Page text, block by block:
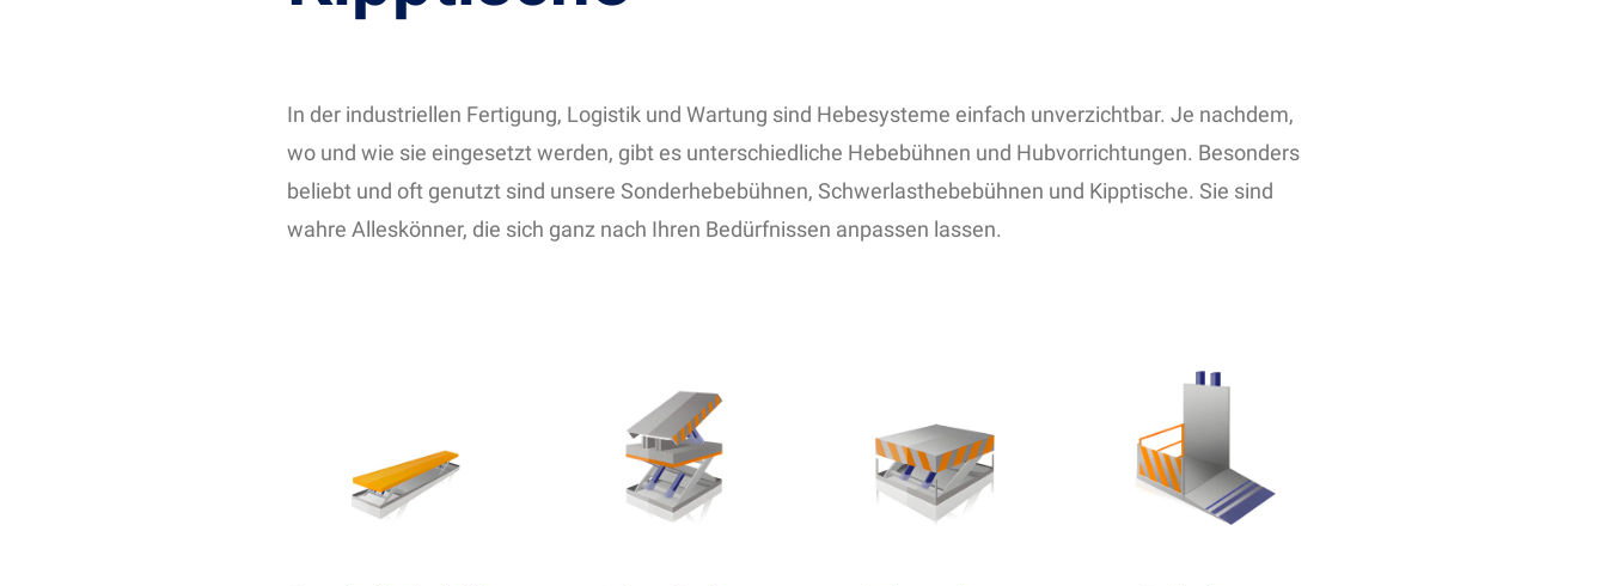
In der industriellen Fertigung, Logistik und Wartung sind Hebesysteme einfach unverzichtbar. Je nachdem,
wo und wie sie eingesetzt werden, gibt es unterschiedliche Hebebühnen und Hubvorrichtungen. Besonders
beliebt und oft genutzt sind unsere Sonderhebebühnen, Schwerlasthebebühnen und Kipptische. Sie sind
wahre Alleskönner, die sich ganz nach Ihren Bedürfnissen anpassen lassen.